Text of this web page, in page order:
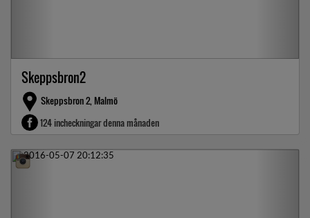
Skeppsbron2
Skeppsbron 2, Malmö
124 incheckningar denna månaden
Previous